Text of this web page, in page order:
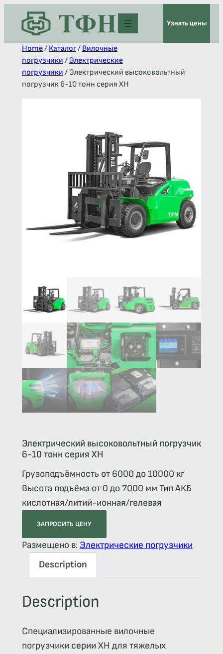
Узнать цены
Home/ Каталог/ Вилочные
погрузчики / Электрические
погрузчики / Электрический высоковольтный
погрузчик 6-10 тонн серия ХН
Электрический высоковольтный погрузчик
6-10 тонн серия ХН
Грузоподъёмность от 6000 до 10000 кг
Высота подъёма от 0 до 7000 мм Тип АКБ
кислотная/литий-ионная/гелевая
ЗАПРОСИТЬ ЦЕНУ
Размещено в: Электрические погрузчики
Description
Description
Специализированные вилочные
погрузчики серии XH для тяжелых